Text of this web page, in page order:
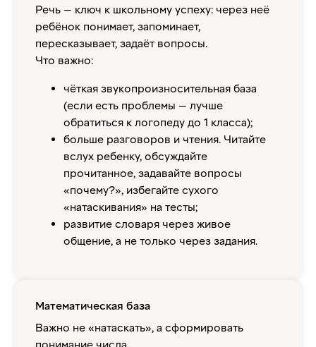
Речь — ключ к школьному успеху: через неё
ребёнок понимает, запоминает,
пересказывает, задаёт вопросы.
Что важно:
чёткая звукопроизносительная база
(если есть проблемы — лучше
обратиться к логопеду до 1 класса);
больше разговоров и чтения. Читайте
вслух ребенку, обсуждайте
прочитанное, задавайте вопросы
«почему?», избегайте сухого
«натаскивания» на тесты;
развитие словаря через живое
общение, а не только через задания.
Математическая база
Важно не «натаскать», а сформировать